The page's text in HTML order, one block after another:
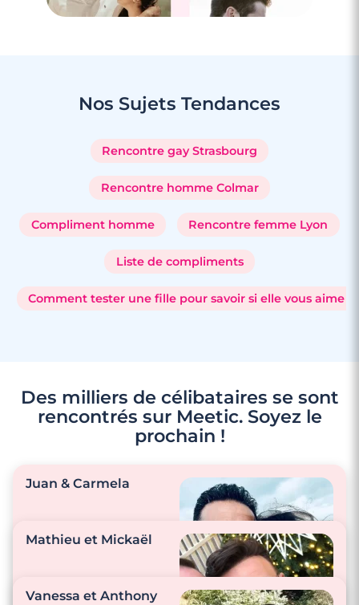
Nos Sujets Tendances
Rencontre gay Strasbourg
Rencontre homme Colmar
Compliment homme Rencontre femme Lyon
Liste de compliments
Comment tester une fille pour savoir si elle vous aime ?
Des milliers de célibataires se sont
rencontrés sur Meetic. Soyez le
prochain !
Juan & Carmela
jours que l’on s’aime,
Mathieu et Mickaël
Vanessa et Anthony